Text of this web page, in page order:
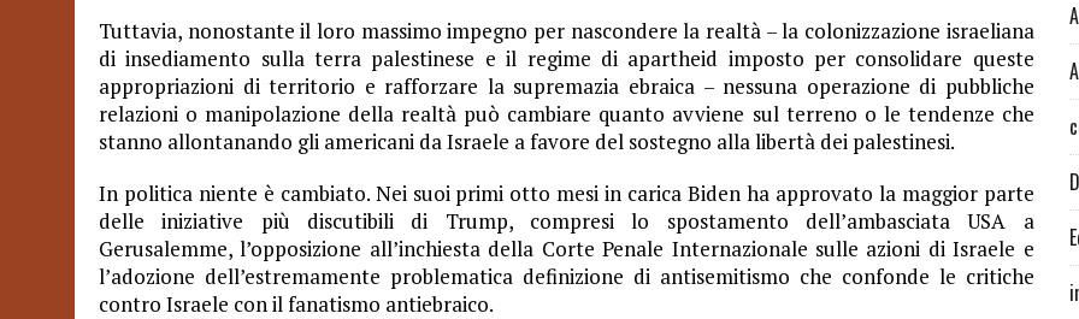
Tuttavia, nonostante il loro massimo impegno per nascondere la realtà – la colonizzazione israeliana
di insediamento sulla terra palestinese e il regime di apartheid imposto per consolidare queste
appropriazioni di territorio e rafforzare la supremazia ebraica – nessuna operazione di pubbliche
relazioni o manipolazione della realtà può cambiare quanto avviene sul terreno o le tendenze che
stanno allontanando gli americani da Israele a favore del sostegno alla libertà dei palestinesi.
In politica niente è cambiato. Nei suoi primi otto mesi in carica Biden ha approvato la maggior parte
delle iniziative più discutibili di Trump, compresi lo spostamento dell’ambasciata USA a
Gerusalemme, l’opposizione all’inchiesta della Corte Penale Internazionale sulle azioni di Israele e
l’adozione dell’estremamente problematica definizione di antisemitismo che confonde le critiche
contro Israele con il fanatismo antiebraico.